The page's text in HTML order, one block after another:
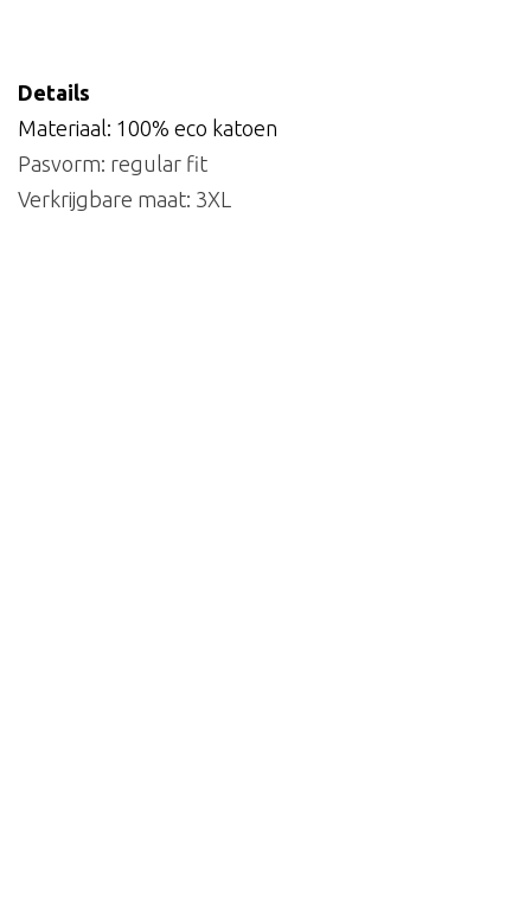
Details
Materiaal: 100% eco katoen
Pasvorm: regular fit
Verkrijgbare maat: 3XL